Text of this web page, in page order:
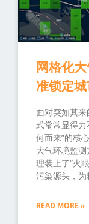
网格化
准锁定
面对突如其
式常常显得力
何而来”的核
大气环境监
理装上了“火
污染源头，为
READ MORE »